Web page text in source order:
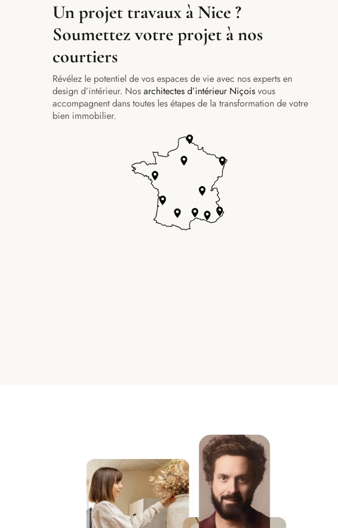
Un projet travaux à Nice ?
Soumettez votre projet à nos
courtiers
Révélez le potentiel de vos espaces de vie avec nos experts en
design d’intérieur. Nosarchitectes d’intérieur Niçoisvous
accompagnent dans toutes les étapes de la transformation de votre
bien immobilier.